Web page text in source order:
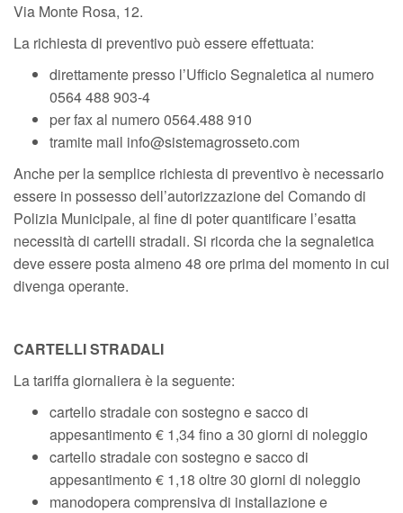
Via Monte Rosa, 12.
La richiesta di preventivo può essere effettuata:
direttamente presso l’Ufficio Segnaletica al numero
0564 488 903-4
per fax al numero 0564.488 910
tramite mail info@sistemagrosseto.com
Anche per la semplice richiesta di preventivo è necessario
essere in possesso dell’autorizzazione del Comando di
Polizia Municipale, al fine di poter quantificare l’esatta
necessità di cartelli stradali. Si ricorda che la segnaletica
deve essere posta almeno 48 ore prima del momento in cui
divenga operante.
CARTELLI STRADALI
La tariffa giornaliera è la seguente:
cartello stradale con sostegno e sacco di
appesantimento € 1,34 fino a 30 giorni di noleggio
cartello stradale con sostegno e sacco di
appesantimento € 1,18 oltre 30 giorni di noleggio
manodopera comprensiva di installazione e